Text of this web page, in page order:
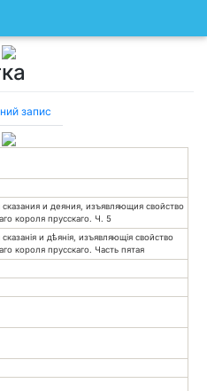
запис
и деяния, изъявляющия свойство
короля прусскаго. Ч. 5
и дѣянія, изъявляющія свойство
короля прусскаго. Часть пятая